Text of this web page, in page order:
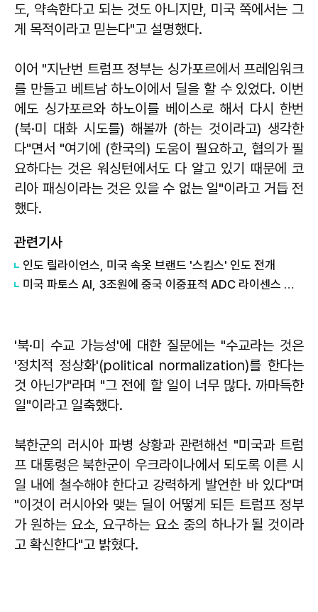
도, 약속한다고 되는 것도 아니지만, 미국 쪽에서는 그
게 목적이라고 믿는다"고 설명했다.
이어 "지난번 트럼프 정부는 싱가포르에서 프레임워크
를 만들고 베트남 하노이에서 딜을 할 수 있었다. 이번
에도 싱가포르와 하노이를 베이스로 해서 다시 한번
(북·미 대화 시도를) 해볼까 (하는 것이라고) 생각한
다"면서 "여기에 (한국의) 도움이 필요하고, 협의가 필
요하다는 것은 워싱턴에서도 다 알고 있기 때문에 코
리아 패싱이라는 것은 있을 수 없는 일"이라고 거듭 전
했다.
관련기사
인도 릴라이언스, 미국 속옷 브랜드 '스킴스' 인도 전개
미국 파토스 AI, 3조원에 중국 이중표적 ADC 라이센스 매입
'북·미 수교 가능성'에 대한 질문에는 "수교라는 것은
'정치적 정상화'(political normalization)를 한다는
것 아닌가"라며 "그 전에 할 일이 너무 많다. 까마득한
일"이라고 일축했다.
북한군의 러시아 파병 상황과 관련해선 "미국과 트럼
프 대통령은 북한군이 우크라이나에서 되도록 이른 시
일 내에 철수해야 한다고 강력하게 발언한 바 있다"며
"이것이 러시아와 맺는 딜이 어떻게 되든 트럼프 정부
가 원하는 요소, 요구하는 요소 중의 하나가 될 것이라
고 확신한다"고 밝혔다.